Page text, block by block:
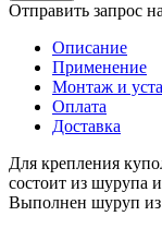
Отправить запрос
Описание
Применение
Монтаж и
Оплата
Доставка
Для крепления
состоит из шурупа
Выполнен шуруп из